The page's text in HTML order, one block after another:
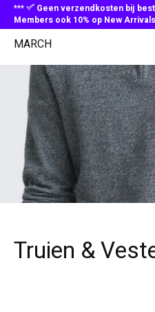
***
Geen verzendkosten bij
Members ook 10% op New
MARCH
Truien &